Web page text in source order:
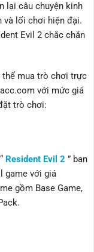
lại câu chuyện kinh
và lối chơi hiện đại.
Evil 2 chắc chắn
thể mua trò chơi trực
với mức giá
trò chơi:
Resident Evil 2 ” bạn
game với giá
gồm Base Game,